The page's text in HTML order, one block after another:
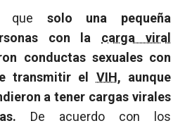
que solo una pequeña
con la carga viral
conductas sexuales con
transmitir el VIH, aunque
a tener cargas virales
De acuerdo con los